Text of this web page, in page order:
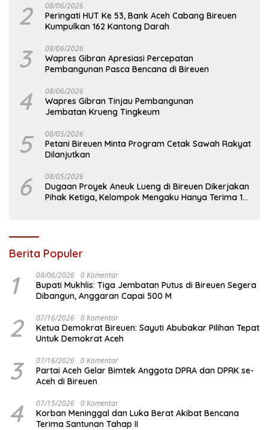
2 08/06/2026
Peringati HUT Ke 53, Bank Aceh Cabang Bireuen
Kumpulkan 162 Kantong Darah
3 08/06/2026
Wapres Gibran Apresiasi Percepatan
Pembangunan Pasca Bencana di Bireuen
4 08/06/2026
Wapres Gibran Tinjau Pembangunan
Jembatan Krueng Tingkeum
5 08/05/2026
Petani Bireuen Minta Program Cetak Sawah Rakyat
Dilanjutkan
6 08/05/2026
Dugaan Proyek Aneuk Lueng di Bireuen Dikerjakan
Pihak Ketiga, Kelompok Mengaku Hanya Terima 10
Berita Populer
1 08/06/2026 0 Komentar
Bupati Mukhlis: Tiga Jembatan Putus di Bireuen Segera
Dibangun, Anggaran Capai 500 M
2 07/16/2026 0 Komentar
Ketua Demokrat Bireuen: Sayuti Abubakar Pilihan Tepat
Untuk Demokrat Aceh
3 07/16/2026 0 Komentar
Partai Aceh Gelar Bimtek Anggota DPRA dan DPRK se-
Aceh di Bireuen
4 07/15/2026 0 Komentar
Korban Meninggal dan Luka Berat Akibat Bencana
Terima Santunan Tahap II